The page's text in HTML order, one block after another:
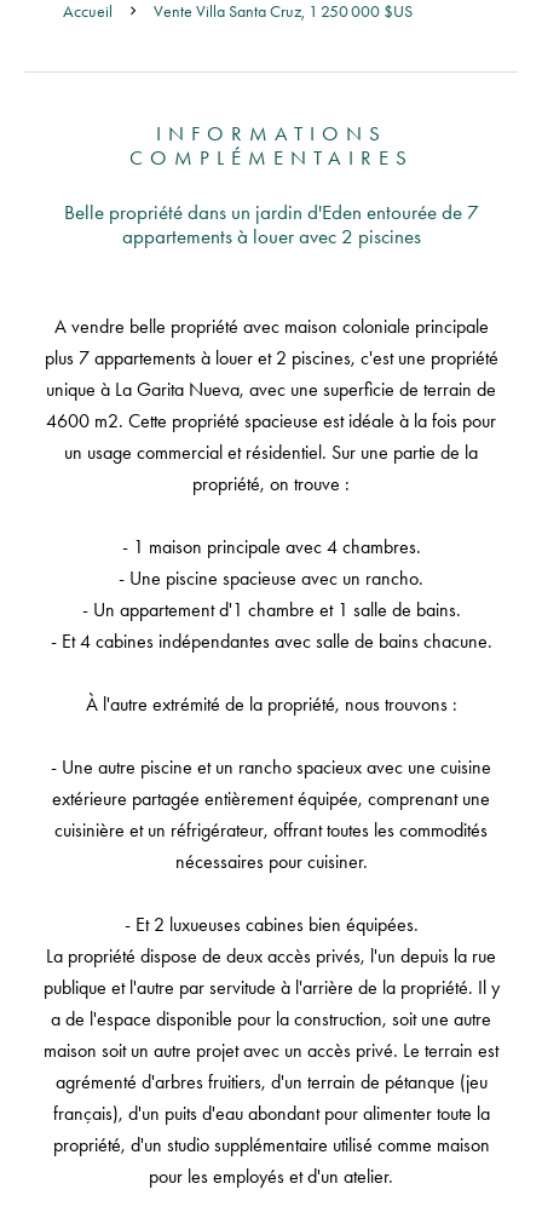
Accueil Vente Villa Santa Cruz, 1 250 000 $US
INFORMATIONS
COMPLÉMENTAIRES
Belle propriété dans un jardin d'Eden entourée de 7
appartements à louer avec 2 piscines
A vendre belle propriété avec maison coloniale principale
plus 7 appartements à louer et 2 piscines, c'est une propriété
unique à La Garita Nueva, avec une superficie de terrain de
4600 m2. Cette propriété spacieuse est idéale à la fois pour
un usage commercial et résidentiel. Sur une partie de la
propriété, on trouve :
- 1 maison principale avec 4 chambres.
- Une piscine spacieuse avec un rancho.
- Un appartement d'1 chambre et 1 salle de bains.
- Et 4 cabines indépendantes avec salle de bains chacune.
À l'autre extrémité de la propriété, nous trouvons :
- Une autre piscine et un rancho spacieux avec une cuisine
extérieure partagée entièrement équipée, comprenant une
cuisinière et un réfrigérateur, offrant toutes les commodités
nécessaires pour cuisiner.
- Et 2 luxueuses cabines bien équipées.
La propriété dispose de deux accès privés, l'un depuis la rue
publique et l'autre par servitude à l'arrière de la propriété. Il y
a de l'espace disponible pour la construction, soit une autre
maison soit un autre projet avec un accès privé. Le terrain est
agrémenté d'arbres fruitiers, d'un terrain de pétanque (jeu
français), d'un puits d'eau abondant pour alimenter toute la
propriété, d'un studio supplémentaire utilisé comme maison
pour les employés et d'un atelier.